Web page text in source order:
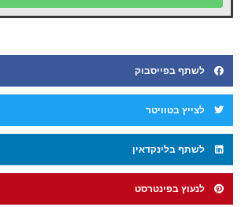
לשתף בפייסבוק
לצייץ בטוויטר
לשתף בלינקדאין
לנעוץ בפינטרסט